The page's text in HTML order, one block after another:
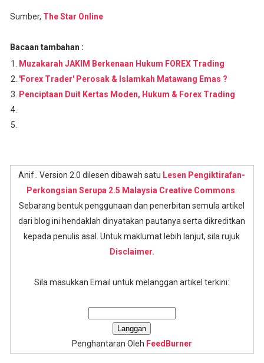
Sumber, The Star Online
Bacaan tambahan :
Muzakarah JAKIM Berkenaan Hukum FOREX Trading
'Forex Trader' Perosak & Islamkah Matawang Emas ?
Penciptaan Duit Kertas Moden, Hukum & Forex Trading
Anif.. Version 2.0 dilesen dibawah satu Lesen Pengiktirafan-
Perkongsian Serupa 2.5 Malaysia Creative Commons
Sebarang bentuk penggunaan dan penerbitan semula artikel
dari blog ini hendaklah dinyatakan pautanya serta dikreditkan
kepada penulis asal. Untuk maklumat lebih lanjut, sila rujuk
Disclaimer.
Sila masukkan Email untuk melanggan artikel terkini:
Penghantaran Oleh FeedBurner